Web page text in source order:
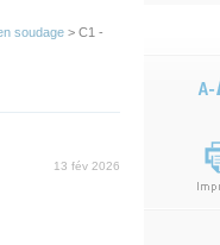
soudage > C1 -
13 fév 2026